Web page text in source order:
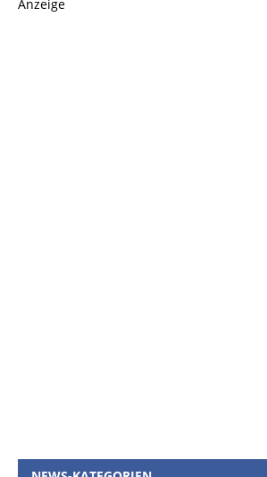
Anzeige